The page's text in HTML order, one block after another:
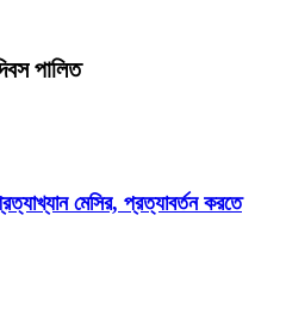
পালিত
মেসির, প্রত্যাবর্তন করতে